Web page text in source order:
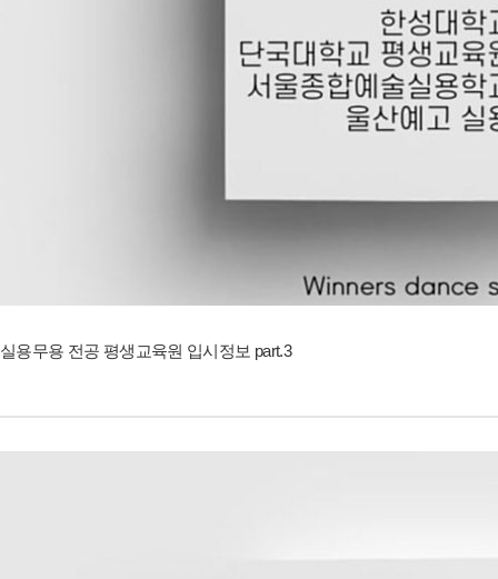
실용무용 전공 평생교육원 입시정보 part.3